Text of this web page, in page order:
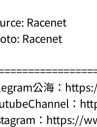
Racenet
Racenet
公海：
：
： https://